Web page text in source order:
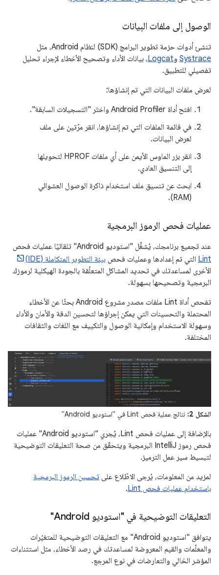
الوصول إلى ملفات البيانات
تنشئ أدوات حزمة تطوير البرامج (SDK) لنظام Android، مثل
Systrace وLogcat، بيانات الأداء وتصحيح الأخطاء لإجراء تحليل
تفصيلي للتطبيق.
لعرض ملفات البيانات التي تم إنشاؤها:
افتح أداة Android Profiler واختَر "التسجيلات السابقة".
في قائمة الملفات التي تم إنشاؤها، انقر مرّتين على ملف
لعرض البيانات.
انقر بزر الماوس الأيمن على أي ملفات HPROF لتحويلها
إلى التنسيق العادي.
ابحث عن تنسيق ملف استخدام ذاكرة الوصول العشوائي
(RAM).
عمليات فحص الرموز البرمجية
عند تجميع برنامجك، يُشغِّل "استوديو Android" تلقائيًا عمليات فحص
Lint التي تم إعدادها وعمليات فحص بيئة التطوير المتكاملة (IDE)
الأخرى لمساعدتك في تحديد المشاكل المتعلّقة بالجودة الهيكلية لرموزك
البرمجية وتصحيحها بسهولة.
تفحص أداة Lint ملفات مصدر مشروع Android بحثًا عن الأخطاء
المحتملة والتحسينات التي يمكن إجراؤها لتحسين الدقة والأمان والأداء
وسهولة الاستخدام وإمكانية الوصول والتكييف مع اللغات والثقافات
المختلفة.
الشكل 2: نتائج عملية فحص Lint في "استوديو Android"
بالإضافة إلى عمليات فحص Lint، يُجري "استوديو Android" عمليات
فحص رموز IntelliJ البرمجية ويتحقّق من صحة التعليقات التوضيحية
لتبسيط سير عمل الترميز.
لمزيد من المعلومات، يُرجى الاطّلاع على تحسين الرموز البرمجية
باستخدام عمليات فحص Lint
.
التعليقات التوضيحية في "استوديو Android"
يتوافق "استوديو Android" مع التعليقات التوضيحية للمتغيّرات
والمعلّمات والقيم المعروضة لمساعدتك في رصد الأخطاء، مثل استثناءات
المؤشر الخالي والتعارضات في نوع المرجع.